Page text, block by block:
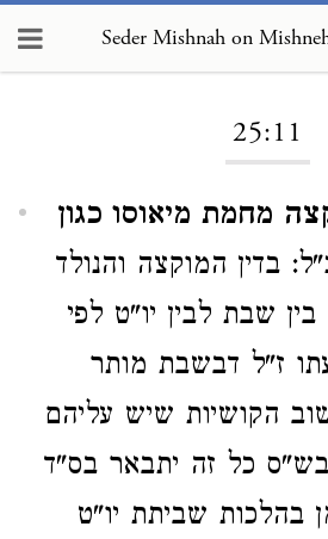
25:11
מחמת מיאוסו כגון
בדין המוקצה והנולד
שבת לבין יו"ט לפי
ז"ל דבשבת מותר
הקושיות שיש עליהם
כל זה יתבאר בס"ד
בהלכות שביתת יו"ט